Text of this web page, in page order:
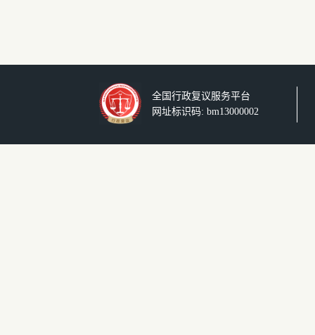
全国行政复议服务平台
网址标识码: bm13000002